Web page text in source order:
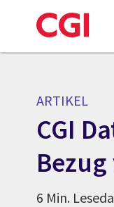
to
ARTIKEL
CGI
6 Min.